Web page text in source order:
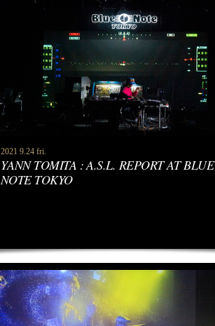
2021 9.24 fri.
YANN TOMITA : A.S.L. REPORT AT BLUE
NOTE TOKYO